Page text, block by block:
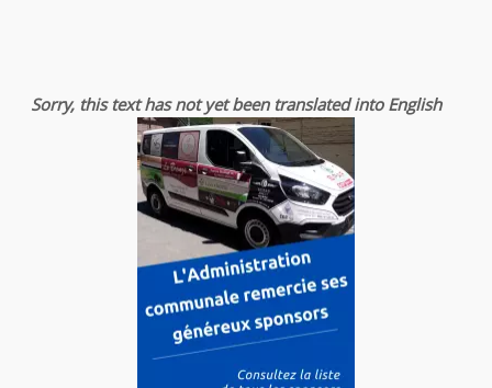
Sorry, this text has not yet been translated into English